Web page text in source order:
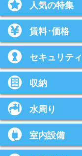
人気の特集
賃料･価格
セキュリティ
収納
水周り
室内設備